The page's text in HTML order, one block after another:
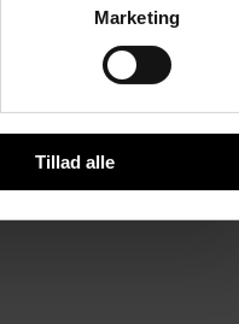
Marketing
Tillad alle